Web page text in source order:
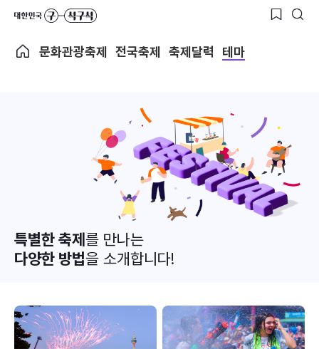
문화관광축제 전국축제 축제달력 테마
특별한 축제를 만나는
다양한 방법을 소개합니다!